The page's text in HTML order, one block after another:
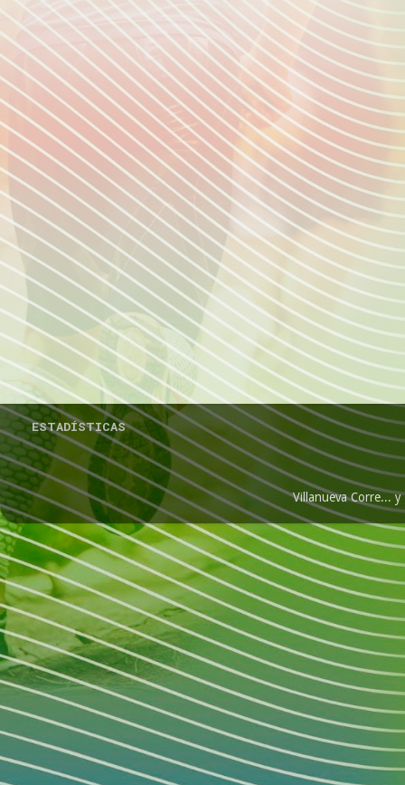
ESTADÍSTICAS
Villanueva Corre...